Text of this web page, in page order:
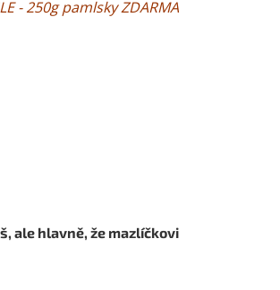
- 250g pamlsky ZDARMA
ale hlavně, že mazlíčkovi